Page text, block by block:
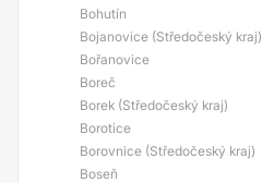
Bohutín
Bojanovice (Středočeský kraj)
Bořanovice
Boreč
Borek (Středočeský kraj)
Borotice
Borovnice (Středočeský kraj)
Boseň